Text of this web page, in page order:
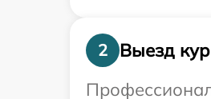
2
Выезд